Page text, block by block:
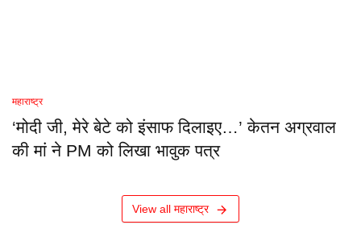
महाराष्ट्र
‘मोदी जी, मेरे बेटे को इंसाफ दिलाइए…’ केतन अग्रवाल
की मां ने PM को लिखा भावुक पत्र
View all महाराष्ट्र